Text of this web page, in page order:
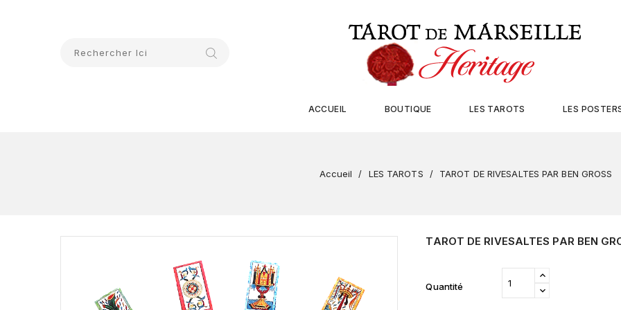
ACCUEIL BOUTIQUE LES TAROTS LES
Accueil LES TAROTS TAROT DE RIVESALTES PAR BEN GROSS
TAROT DE RIVESALTES PAR BEN
Quantité